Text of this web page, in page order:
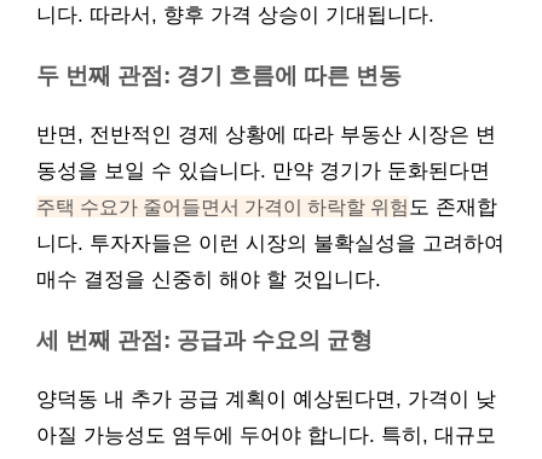
니다. 따라서, 향후 가격 상승이 기대됩니다.
두 번째 관점: 경기 흐름에 따른 변동
반면, 전반적인 경제 상황에 따라 부동산 시장은 변
동성을 보일 수 있습니다. 만약 경기가 둔화된다면
주택 수요가 줄어들면서 가격이 하락할 위험도 존재합
니다. 투자자들은 이런 시장의 불확실성을 고려하여
매수 결정을 신중히 해야 할 것입니다.
세 번째 관점: 공급과 수요의 균형
양덕동 내 추가 공급 계획이 예상된다면, 가격이 낮
아질 가능성도 염두에 두어야 합니다. 특히, 대규모